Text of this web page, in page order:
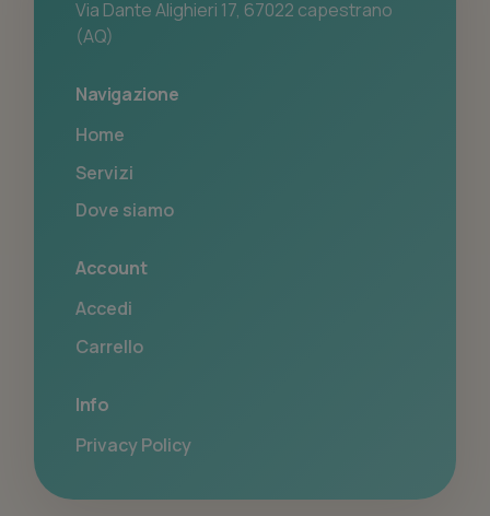
Via Dante Alighieri 17, 67022 capestrano
(AQ)
Navigazione
Home
Servizi
Dove siamo
Account
Accedi
Carrello
Info
Privacy Policy